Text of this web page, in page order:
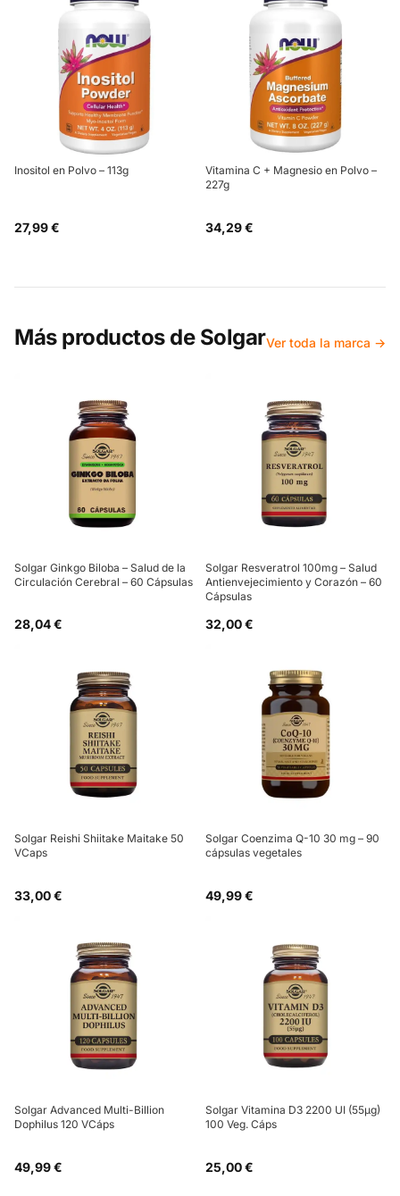
Inositol en Polvo – 113g
27,99 €
Vitamina C + Magnesio en Polvo –
227g
34,29 €
Más productos de SolgarVer toda la marca →
Solgar Ginkgo Biloba – Salud de la
Circulación Cerebral – 60 Cápsulas
28,04 €
Solgar Resveratrol 100mg – Salud
Antienvejecimiento y Corazón – 60
Cápsulas
32,00 €
Solgar Reishi Shiitake Maitake 50
VCaps
33,00 €
Solgar Coenzima Q-10 30 mg – 90
cápsulas vegetales
49,99 €
Solgar Advanced Multi-Billion
Dophilus 120 VCáps
49,99 €
Solgar Vitamina D3 2200 UI (55µg)
100 Veg. Cáps
25,00 €